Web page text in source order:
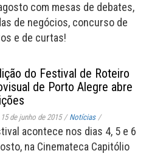
com mesas de debates,
de negócios, concurso de
e de curtas!
do Festival de Roteiro
de Porto Alegre abre
15 de junho de 2015 / Notícias /
acontece nos dias 4, 5 e 6
na Cinemateca Capitólio